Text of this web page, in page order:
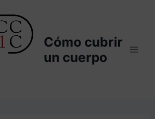
Cómo cubrir
un cuerpo